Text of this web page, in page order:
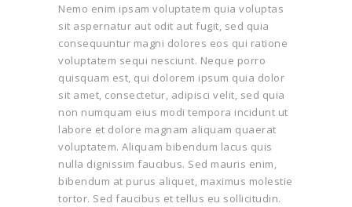
Nemo enim ipsam voluptatem quia voluptas
sit aspernatur aut odit aut fugit, sed quia
consequuntur magni dolores eos qui ratione
voluptatem sequi nesciunt. Neque porro
quisquam est, qui dolorem ipsum quia dolor
sit amet, consectetur, adipisci velit, sed quia
non numquam eius modi tempora incidunt ut
labore et dolore magnam aliquam quaerat
voluptatem. Aliquam bibendum lacus quis
nulla dignissim faucibus. Sed mauris enim,
bibendum at purus aliquet, maximus molestie
tortor. Sed faucibus et tellus eu sollicitudin.